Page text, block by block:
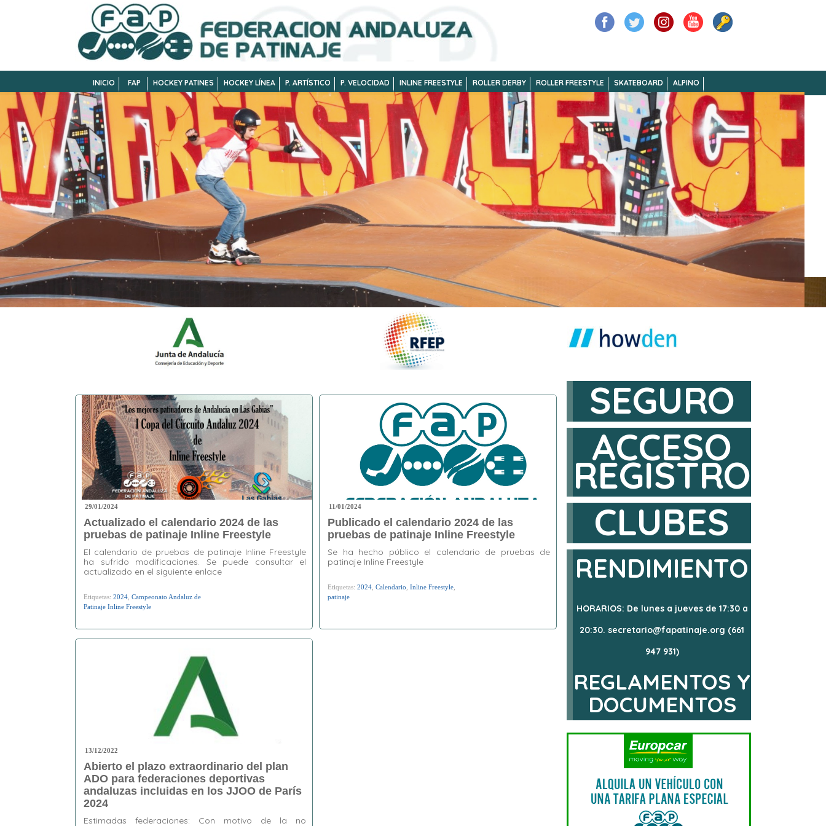
INICIO FAP HOCKEY PATINES HOCKEY LÍNEA P. ARTÍSTICO P. VELOCIDAD INLINE FREESTYLE ROLLER DERBY ROLLER FREESTYLE SKATEBOARD ALPINO
SEGURO
ACCESO
REGISTRO
CLUBES
RENDIMIENTO
HORARIOS: De lunes a jueves de 17:30 a
20:30. secretario@fapatinaje.org (661
947 931)
REGLAMENTOS Y
DOCUMENTOS
29/01/2024
Actualizado el calendario 2024 de las
pruebas de patinaje Inline Freestyle
El calendario de pruebas de patinaje Inline Freestyle
ha sufrido modificaciones. Se puede consultar el
actualizado en el siguiente enlace
Etiquetas: 2024 Campeonato Andaluz de
Patinaje Inline Freestyle
11/01/2024
Publicado el calendario 2024 de las
pruebas de patinaje Inline Freestyle
Se ha hecho público el calendario de pruebas de
patinaje Inline Freestyle
Etiquetas: 2024 Calendario Inline Freestyle
patinaje
13/12/2022
Abierto el plazo extraordinario del plan
ADO para federaciones deportivas
andaluzas incluidas en los JJOO de París
2024
Estimadas federaciones: Con motivo de la no